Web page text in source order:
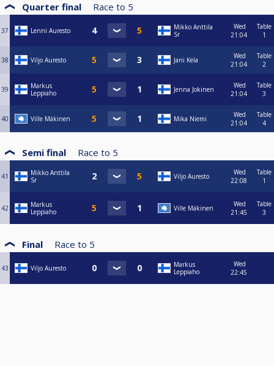
Quarter final Race to 5
37 Lenni Auresto
Mikko Anttila
Sr
Wed
21:04
Table
1
38 Viljo Auresto Jani Kela
Wed
21:04
Table
2
39
Markus
Leppiaho
Jenna Jokinen
Wed
21:04
Table
3
40 Ville Mäkinen Mika Niemi
Wed
21:04
Table
4
Semi final Race to 5
41
Mikko Anttila
Sr
Viljo Auresto
Wed
22:08
Table
1
42
Markus
Leppiaho
Ville Mäkinen
Wed
21:45
Table
3
Final Race to 5
43 Viljo Auresto
Markus
Leppiaho
Wed
22:45